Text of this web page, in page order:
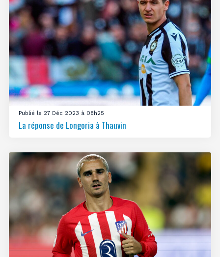
Publié le 27 Déc 2023 à 08h25
La réponse de Longoria à Thauvin